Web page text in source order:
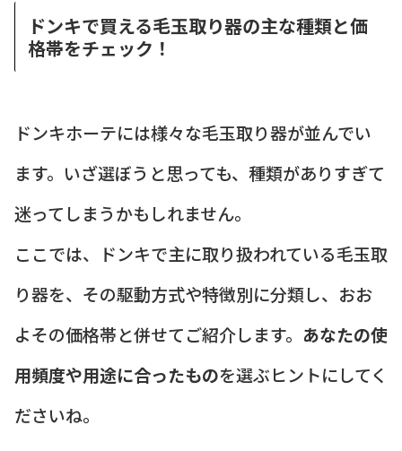
ドンキで買える毛玉取り器の主な種類と価
格帯をチェック！
ドンキホーテには様々な毛玉取り器が並んでい
ます。いざ選ぼうと思っても、種類がありすぎて
迷ってしまうかもしれません。
ここでは、ドンキで主に取り扱われている毛玉取
り器を、その駆動方式や特徴別に分類し、おお
よその価格帯と併せてご紹介します。 あなたの使
用頻度や用途に合ったものを選ぶヒントにしてく
ださいね。